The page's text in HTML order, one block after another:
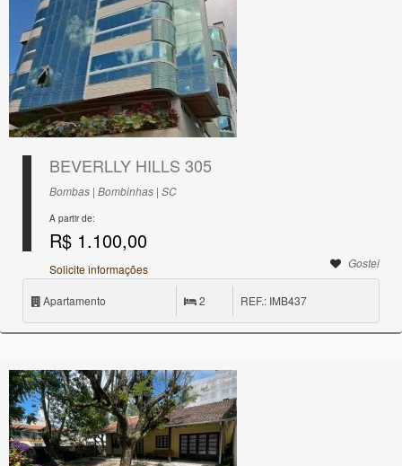
BEVERLLY HILLS 305
Bombas | Bombinhas | SC
A partir de:
R$ 1.100,00
Gostei
Solicite informações
Apartamento 2 REF.: IMB437